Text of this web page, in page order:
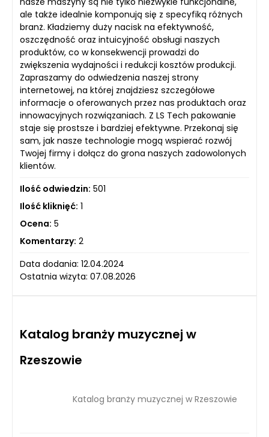
ale także idealnie komponują się z specyfiką różnych
branż. Kładziemy duży nacisk na efektywność,
oszczędność oraz intuicyjność obsługi naszych
produktów, co w konsekwencji prowadzi do
zwiększenia wydajności i redukcji kosztów produkcji.
Zapraszamy do odwiedzenia naszej strony
internetowej, na której znajdziesz szczegółowe
informacje o oferowanych przez nas produktach oraz
innowacyjnych rozwiązaniach. Z LS Tech pakowanie
staje się prostsze i bardziej efektywne. Przekonaj się
sam, jak nasze technologie mogą wspierać rozwój
Twojej firmy i dołącz do grona naszych zadowolonych
klientów.
Ilość odwiedzin: 501
Ilość kliknięć: 1
Ocena: 5
Komentarzy: 2
Data dodania: 12.04.2024
Ostatnia wizyta: 07.08.2026
Katalog branży muzycznej w
Rzeszowie
Katalog branży muzycznej w Rzeszowie